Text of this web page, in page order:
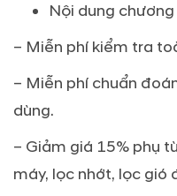
Nội dung
– Miễn phí kiểm tra
– Miễn phí chuẩn
dùng.
– Giảm giá 15% phụ
máy, lọc nhớt, lọc